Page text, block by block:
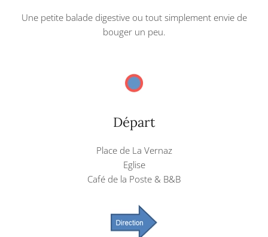
Une petite balade digestive ou tout simplement envie de
bouger un peu.
Départ
Place de La Vernaz
Eglise
Café de la Poste & B&B